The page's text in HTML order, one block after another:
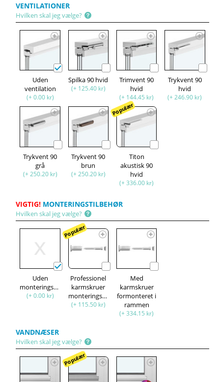
VENTILATIONER
Hvilken skal jeg vælge?
Uden
ventilation
(+ 0.00 kr)
Spilka 90 hvid
(+ 125.40 kr)
Trimvent 90
hvid
(+ 144.45 kr)
Trykvent 90
hvid
(+ 246.90 kr)
Trykvent 90
grå
(+ 250.20 kr)
Trykvent 90
brun
(+ 250.20 kr)
Populær
Titon
akustisk 90
hvid
(+ 336.00 kr)
VIGTIG! MONTERINGSTILBEHØR
Hvilken skal jeg vælge?
Uden
monteringssæt
(+ 0.00 kr)
Populær
Professionel
karmskruer
monteringssæt
(+ 115.50 kr)
Med
karmskruer
formonteret i
rammen
(+ 334.15 kr)
VANDNÆSER
Hvilken skal jeg vælge?
Populær